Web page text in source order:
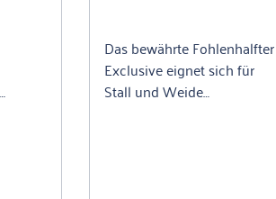
Das bewährte Fohlenhalfter
Exclusive eignet sich für
Stall und Weide